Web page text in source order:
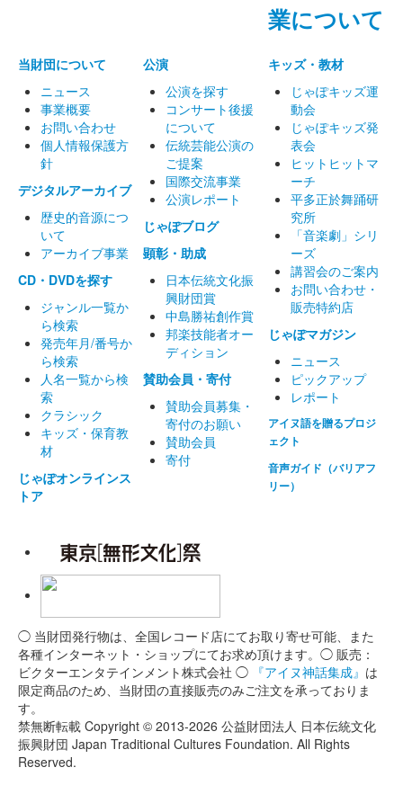
業について
当財団について
ニュース
事業概要
お問い合わせ
個人情報保護方
針
デジタルアーカイブ
歴史的音源につ
いて
アーカイブ事業
CD・DVDを探す
ジャンル一覧か
ら検索
発売年月/番号か
ら検索
人名一覧から検
索
クラシック
キッズ・保育教
材
じゃぽオンラインス
トア
公演
公演を探す
コンサート後援
について
伝統芸能公演の
ご提案
国際交流事業
公演レポート
じゃぽブログ
顕彰・助成
日本伝統文化振
興財団賞
中島勝祐創作賞
邦楽技能者オー
ディション
賛助会員・寄付
賛助会員募集・
寄付のお願い
賛助会員
寄付
キッズ・教材
じゃぽキッズ運
動会
じゃぽキッズ発
表会
ヒットヒットマ
ーチ
平多正於舞踊研
究所
「音楽劇」シリ
ーズ
講習会のご案内
お問い合わせ・
販売特約店
じゃぽマガジン
ニュース
ピックアップ
レポート
アイヌ語を贈るプロジ
ェクト
音声ガイド（バリアフ
リー）
◯ 当財団発行物は、全国レコード店にてお取り寄せ可能、また
各種インターネット・ショップにてお求め頂けます。◯ 販売：
ビクターエンタテインメント株式会社 ◯ 『アイヌ神話集成』 は
限定商品のため、当財団の直接販売のみご注文を承っておりま
す。
禁無断転載 Copyright © 2013-2026 公益財団法人 日本伝統文化
振興財団 Japan Traditional Cultures Foundation. All Rights
Reserved.